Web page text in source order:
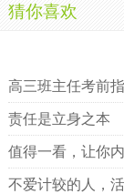
猜你喜欢
高三班主任考前
责任是立身之本
值得一看，让你
不爱计较的人，